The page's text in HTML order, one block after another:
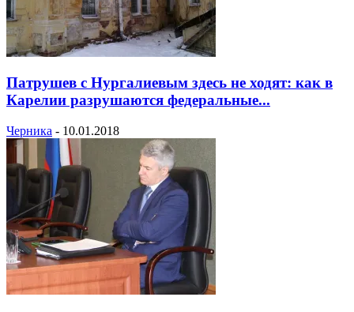
Патрушев с Нургалиевым здесь не ходят: как в
Карелии разрушаются федеральные...
Черника - 10.01.2018